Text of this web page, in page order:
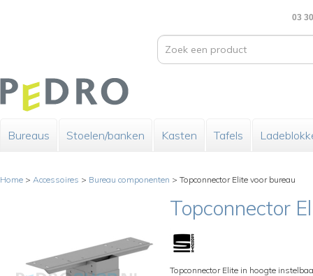
03
Bureaus Stoelen/banken Kasten Tafels
Home > Accessoires > Bureau componenten > Topconnector Elite voor bureau
Topconnector
Topconnector Elite in hoogte